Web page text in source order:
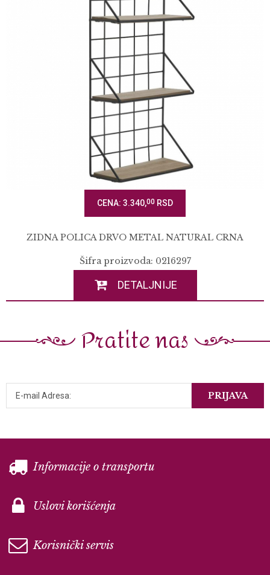
CENA: 3.340,00 RSD
ZIDNA POLICA DRVO METAL NATURAL CRNA
Šifra proizvoda: 0216297
DETALJNIJE
Pratite nas
PRIJAVA
Informacije o transportu
Uslovi korišćenja
Korisnički servis